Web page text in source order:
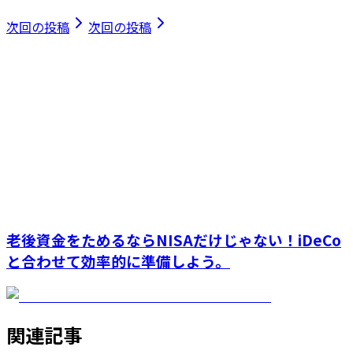
次回の投稿 次回の投稿
老後資金をためるならNISAだけじゃない！iDeCo
と合わせて効率的に準備しよう。
関連記事